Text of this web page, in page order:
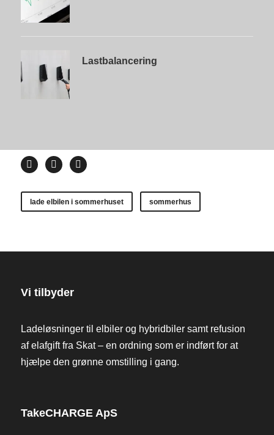
Lastbalancering
lade elbilen i sommerhuset sommerhus
Vi tilbyder
Ladeløsninger til elbiler og hybridbiler samt refusion
af elafgift fra Skat – en ordning som er indført for at
hjælpe den grønne omstilling i gang.
TakeCHARGE ApS